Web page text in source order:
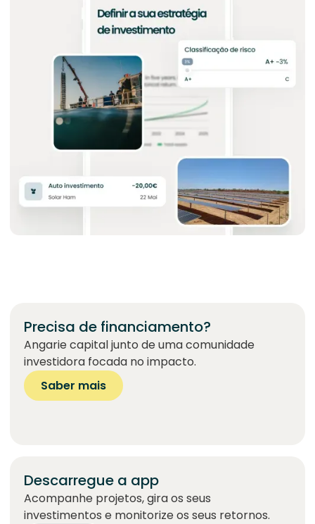
Precisa de financiamento?
Angarie capital junto de uma comunidade
investidora focada no impacto.
Saber mais
Descarregue a app
Acompanhe projetos, gira os seus
investimentos e monitorize os seus retornos.